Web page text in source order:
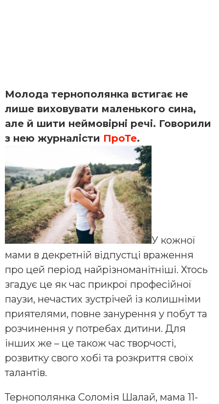
Молода тернополянка встигає не
лише виховувати маленького сина,
але й шити неймовірні речі. Говорили
з нею журналісти ПроТе.
У кожної
мами в декретній відпустці враження
про цей період найрізноманітніші. Хтось
згадує це як час прикрої професійної
паузи, нечастих зустрічей із колишніми
приятелями, повне занурення у побут та
розчинення у потребах дитини. Для
інших же – це також час творчості,
розвитку свого хобі та розкриття своїх
талантів.
Тернополянка Соломія Шалай, мама 11-